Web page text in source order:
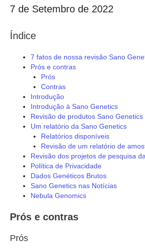
7 de Setembro de 2022
Índice
7 fatos de nossa revisão Sano
Prós e contras
Prós
Contras
Introdução
Introdução à Sano Genetics
Revisão de produtos Sano Genetics
Um relatório da Sano Genetics
Relatórios disponíveis
Revisão de um relatório de
Revisão dos projetos de pesquisa
Política de Privacidade
Dados Genéticos Brutos
Sano Genetics nas Notícias
Nebula Genomics
Prós e contras
Prós